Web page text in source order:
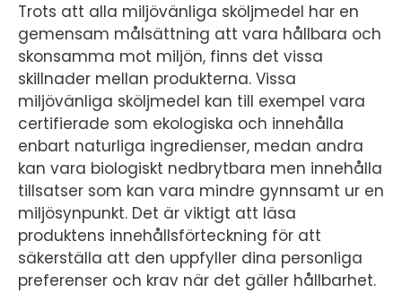
Trots att alla miljövänliga sköljmedel har en
gemensam målsättning att vara hållbara och
skonsamma mot miljön, finns det vissa
skillnader mellan produkterna. Vissa
miljövänliga sköljmedel kan till exempel vara
certifierade som ekologiska och innehålla
enbart naturliga ingredienser, medan andra
kan vara biologiskt nedbrytbara men innehålla
tillsatser som kan vara mindre gynnsamt ur en
miljösynpunkt. Det är viktigt att läsa
produktens innehållsförteckning för att
säkerställa att den uppfyller dina personliga
preferenser och krav när det gäller hållbarhet.